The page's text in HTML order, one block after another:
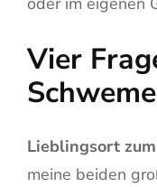
Vier
Lieblingsort
meine beiden